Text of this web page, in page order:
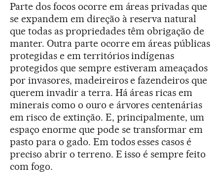
Parte dos focos ocorre em áreas privadas que
se expandem em direção à reserva natural
que todas as propriedades têm obrigação de
manter. Outra parte ocorre em áreas públicas
protegidas e em territórios indígenas
protegidos que sempre estiveram ameaçados
por invasores, madeireiros e fazendeiros que
querem invadir a terra. Há áreas ricas em
minerais como o ouro e árvores centenárias
em risco de extinção. E, principalmente, um
espaço enorme que pode se transformar em
pasto para o gado. Em todos esses casos é
preciso abrir o terreno. E isso é sempre feito
com fogo.